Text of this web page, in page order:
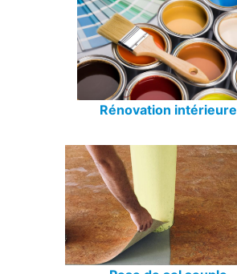
Rénovation intérieure